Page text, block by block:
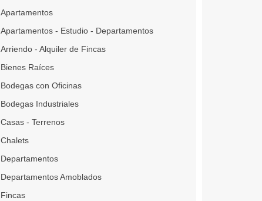
Apartamentos
Apartamentos - Estudio - Departamentos
Arriendo - Alquiler de Fincas
Bienes Raíces
Bodegas con Oficinas
Bodegas Industriales
Casas - Terrenos
Chalets
Departamentos
Departamentos Amoblados
Fincas